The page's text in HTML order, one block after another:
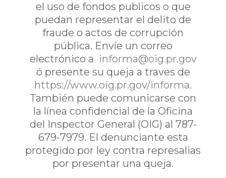
el uso de fondos publicos o que
puedan representar el delito de
fraude o actos de corrupción
pública. Envíe un correo
electrónico a informa@oig.pr.gov
ó presente su queja a traves de
https://www.oig.pr.gov/informa.
También puede comunicarse con
la línea confidencial de la Oficina
del Inspector General (OIG) al 787-
679-7979. El denunciante esta
protegido por ley contra represalias
por presentar una queja.